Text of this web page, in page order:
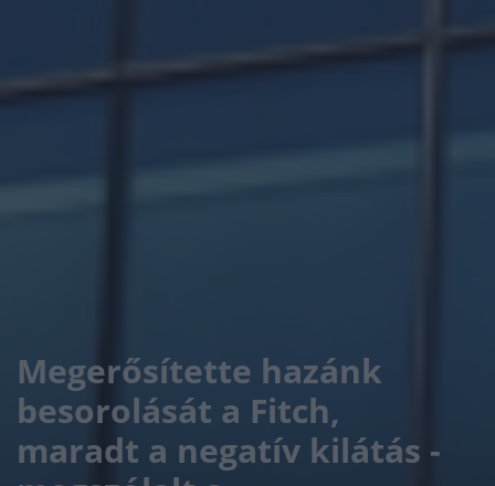
Megerősítette hazánk
besorolását a Fitch,
maradt a negatív kilátás -